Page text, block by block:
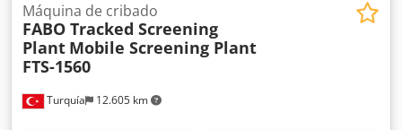
Turquía 12.605 km
Máquina de cribado
FABO Tracked Screening
Plant Mobile Screening Plant
FTS-1560